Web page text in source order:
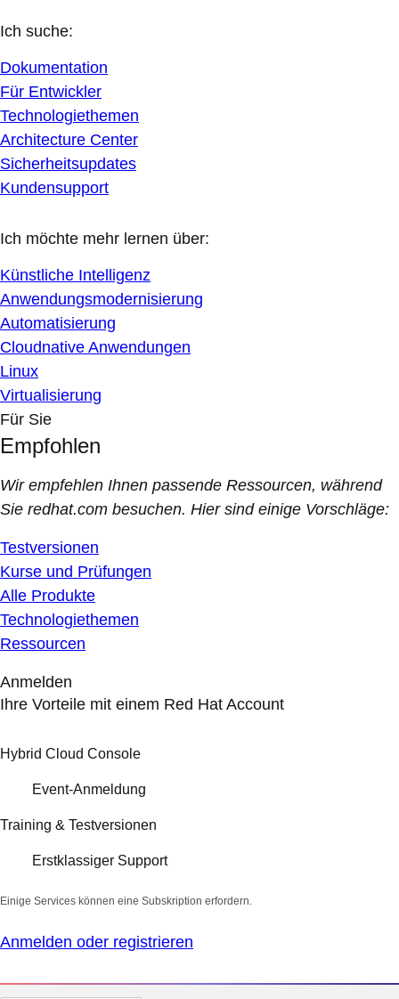
Ich suche:
Dokumentation
Für Entwickler
Technologiethemen
Architecture Center
Sicherheitsupdates
Kundensupport
Ich möchte mehr lernen über:
Künstliche Intelligenz
Anwendungsmodernisierung
Automatisierung
Cloudnative Anwendungen
Linux
Virtualisierung
Für Sie
Empfohlen
Wir empfehlen Ihnen passende Ressourcen, während
Sie redhat.com besuchen. Hier sind einige Vorschläge:
Testversionen
Kurse und Prüfungen
Alle Produkte
Technologiethemen
Ressourcen
Anmelden
Ihre Vorteile mit einem Red Hat Account
Hybrid Cloud Console
Event-Anmeldung
Training & Testversionen
Erstklassiger Support
Einige Services können eine Subskription erfordern.
Anmelden oder registrieren